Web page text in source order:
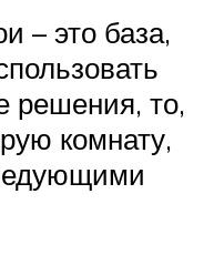
– это база,
решения, то,
комнату,